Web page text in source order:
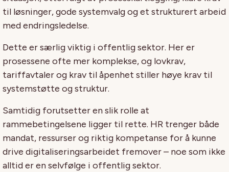
til løsninger, gode systemvalg og et strukturert arbeid
med endringsledelse.
Dette er særlig viktig i offentlig sektor. Her er
prosessene ofte mer komplekse, og lovkrav,
tariffavtaler og krav til åpenhet stiller høye krav til
systemstøtte og struktur.
Samtidig forutsetter en slik rolle at
rammebetingelsene ligger til rette. HR trenger både
mandat, ressurser og riktig kompetanse for å kunne
drive digitaliseringsarbeidet fremover – noe som ikke
alltid er en selvfølge i offentlig sektor.